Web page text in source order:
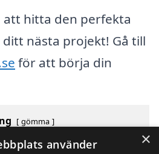
att hitta den perfekta
nästa projekt! Gå till
för att börja din
gömma
proffs i?
×
använder